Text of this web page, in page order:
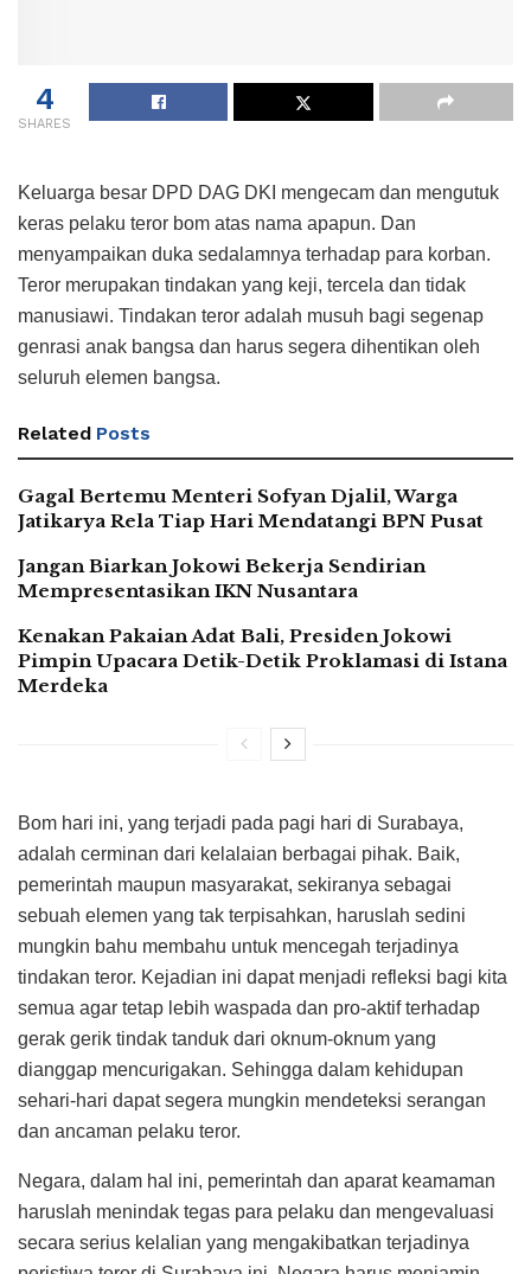
4
SHARES
Keluarga besar DPD DAG DKI mengecam dan mengutuk
keras pelaku teror bom atas nama apapun. Dan
menyampaikan duka sedalamnya terhadap para korban.
Teror merupakan tindakan yang keji, tercela dan tidak
manusiawi. Tindakan teror adalah musuh bagi segenap
genrasi anak bangsa dan harus segera dihentikan oleh
seluruh elemen bangsa.
Related Posts
Gagal Bertemu Menteri Sofyan Djalil, Warga
Jatikarya Rela Tiap Hari Mendatangi BPN Pusat
Jangan Biarkan Jokowi Bekerja Sendirian
Mempresentasikan IKN Nusantara
Kenakan Pakaian Adat Bali, Presiden Jokowi
Pimpin Upacara Detik-Detik Proklamasi di Istana
Merdeka
Bom hari ini, yang terjadi pada pagi hari di Surabaya,
adalah cerminan dari kelalaian berbagai pihak. Baik,
pemerintah maupun masyarakat, sekiranya sebagai
sebuah elemen yang tak terpisahkan, haruslah sedini
mungkin bahu membahu untuk mencegah terjadinya
tindakan teror. Kejadian ini dapat menjadi refleksi bagi kita
semua agar tetap lebih waspada dan pro-aktif terhadap
gerak gerik tindak tanduk dari oknum-oknum yang
dianggap mencurigakan. Sehingga dalam kehidupan
sehari-hari dapat segera mungkin mendeteksi serangan
dan ancaman pelaku teror.
Negara, dalam hal ini, pemerintah dan aparat keamaman
haruslah menindak tegas para pelaku dan mengevaluasi
secara serius kelalian yang mengakibatkan terjadinya